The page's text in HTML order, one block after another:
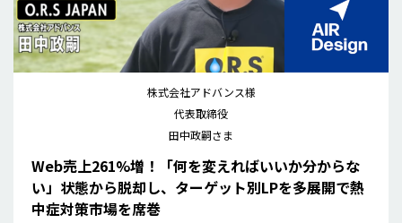
株式会社アドバンス様
代表取締役
田中政嗣さま
Web売上261%増！「何を変えればいいか分からな
い」状態から脱却し、ターゲット別LPを多展開で熱
中症対策市場を席巻